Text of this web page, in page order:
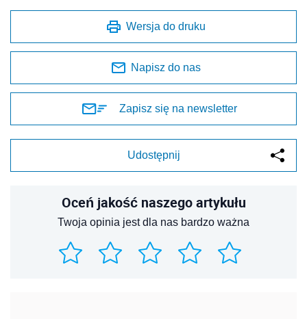
Wersja do druku
Napisz do nas
Zapisz się na newsletter
Udostępnij
Oceń jakość naszego artykułu
Twoja opinia jest dla nas bardzo ważna